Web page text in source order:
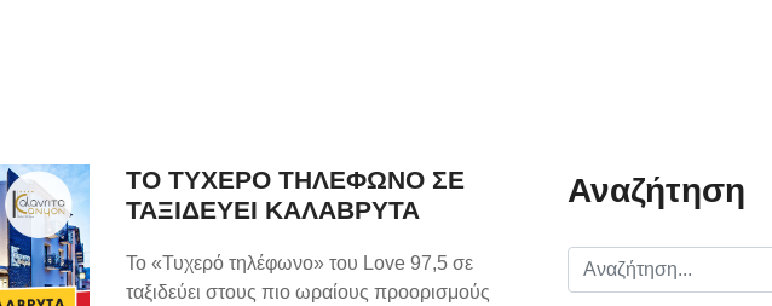
ΤΟ ΤΥΧΕΡΟ ΤΗΛΕΦΩΝΟ ΣΕ
ΤΑΞΙΔΕΥΕΙ ΚΑΛΑΒΡΥΤΑ
Το «Τυχερό τηλέφωνο» του Love 97,5 σε
ταξιδεύει στους πιο ωραίους προορισμούς
Αναζήτηση